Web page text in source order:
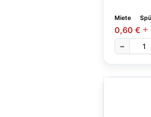
Miete
0,60 €
−